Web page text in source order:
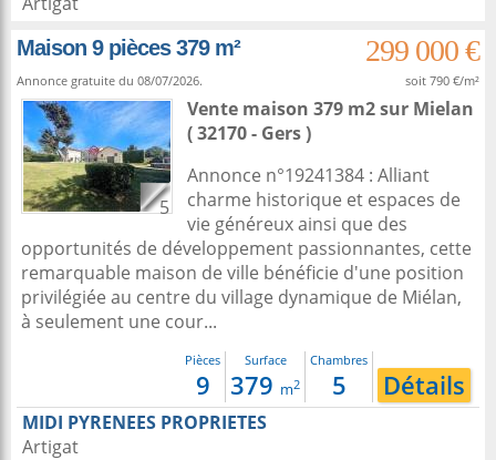
Maison 9 pièces 379 m²
299 000 €
Annonce gratuite du 08/07/2026. soit 790 €/m²
5
Vente maison 379 m2sur Mielan
( 32170 - Gers )
Annonce n°19241384 : Alliant
charme historique et espaces de
vie généreux ainsi que des
opportunités de développement passionnantes, cette
remarquable maison de ville bénéficie d'une position
privilégiée au centre du village dynamique de Miélan,
à seulement une cour...
Pièces
9
Surface
379 m2
Chambres
5 Détails
MIDI PYRENEES PROPRIETES
Artigat